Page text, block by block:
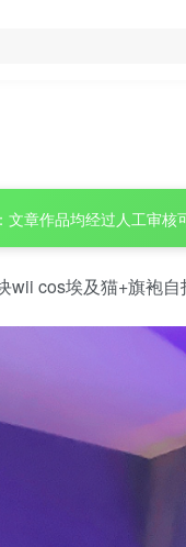
文章作品均经过人工审核
wii cos埃及猫+旗袍